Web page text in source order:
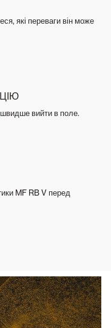
які переваги він може
вийти в поле.
MF RB V перед